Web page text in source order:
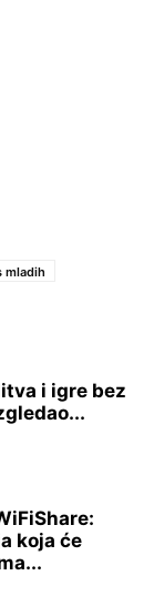
mladih
i igre bez
koja će